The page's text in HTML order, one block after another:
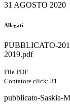
31 AGOSTO 2020
Allegati
PUBBLICATO-
2019.pdf
File PDF
Contatore click: 31
pubblicato-Saskia-